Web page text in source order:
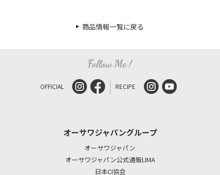
商品情報一覧に戻る
OFFICIAL RECIPE
オーサワジャパングループ
オーサワジャパン
オーサワジャパン公式通販LIMA
日本CI協会